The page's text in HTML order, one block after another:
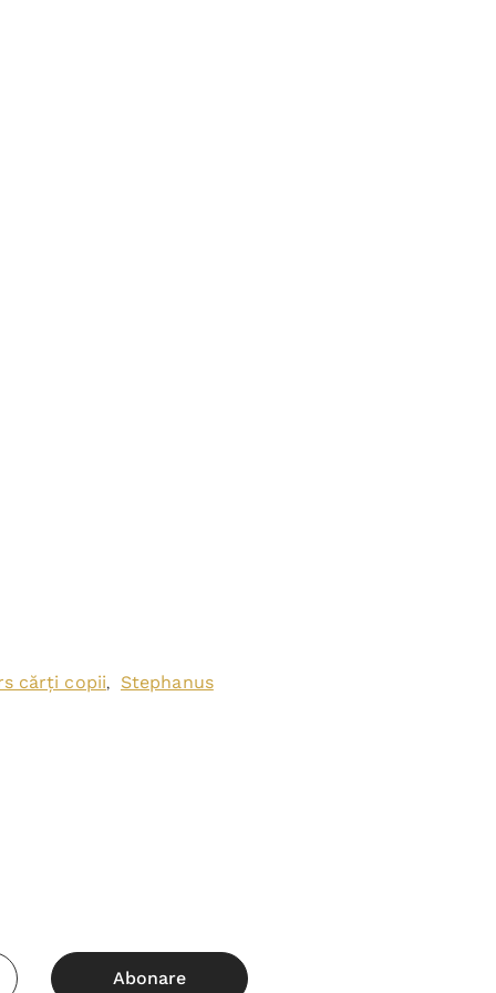
cărți copii, Stephanus